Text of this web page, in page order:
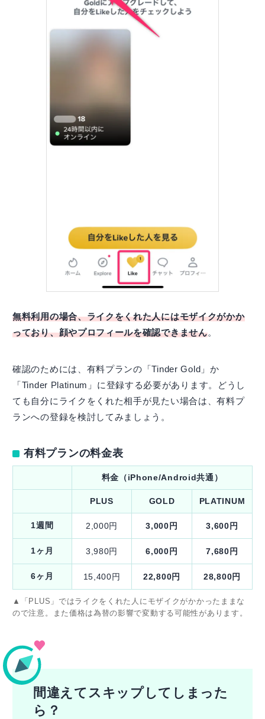
無料利用の場合、ライクをくれた人にはモザイクがかか
っており、顔やプロフィールを確認できません。
確認のためには、有料プランの「Tinder Gold」か
「Tinder Platinum」に登録する必要があります。どうし
ても自分にライクをくれた相手が見たい場合は、有料プ
ランへの登録を検討してみましょう。
有料プランの料金表
料金（iPhone/Android共通）
PLUS GOLD PLATINUM
1週間 2,000円 3,000円 3,600円
1ヶ月 3,980円 6,000円 7,680円
6ヶ月 15,400円 22,800円 28,800円
▲「PLUS」ではライクをくれた人にモザイクがかかったままな
ので注意。また価格は為替の影響で変動する可能性があります。
間違えてスキップしてしまった
ら？